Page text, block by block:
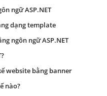
ngữ ASP.NET
dạng template
ngôn ngữ ASP.NET
website bằng banner
nào?